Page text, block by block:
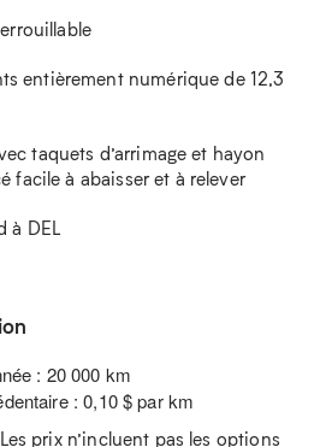
entièrement numérique de 12,3
taquets d’arrimage et hayon
facile à abaisser et à relever
à DEL
: 20 000 km
: 0,10 $ par km
prix n’incluent pas les options